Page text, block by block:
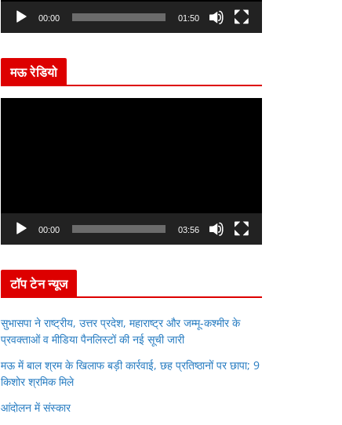
a
r
00:00 01:50
मऊ रेडियो
a
r
00:00 03:56
टॉप टेन न्यूज
सुभासपा ने राष्ट्रीय, उत्तर प्रदेश, महाराष्ट्र और जम्मू-कश्मीर के
प्रवक्ताओं व मीडिया पैनलिस्टों की नई सूची जारी
मऊ में बाल श्रम के खिलाफ बड़ी कार्रवाई, छह प्रतिष्ठानों पर छापा; 9
किशोर श्रमिक मिले
आंदोलन में संस्कार